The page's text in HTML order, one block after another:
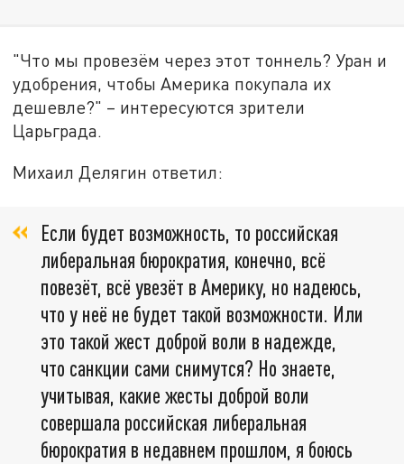
"Что мы провезём через этот тоннель? Уран и
удобрения, чтобы Америка покупала их
дешевле?" – интересуются зрители
Царьграда.
Михаил Делягин ответил:
Если будет возможность, то российская
либеральная бюрократия, конечно, всё
повезёт, всё увезёт в Америку, но надеюсь,
что у неё не будет такой возможности. Или
это такой жест доброй воли в надежде,
что санкции сами снимутся? Но знаете,
учитывая, какие жесты доброй воли
совершала российская либеральная
бюрократия в недавнем прошлом, я боюсь